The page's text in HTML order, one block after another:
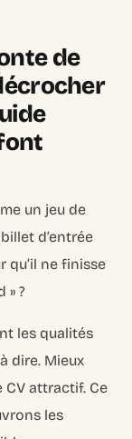
de
un jeu de
d’entrée
qu’il ne finisse
» ?
les qualités
dire. Mieux
attractif. Ce
les